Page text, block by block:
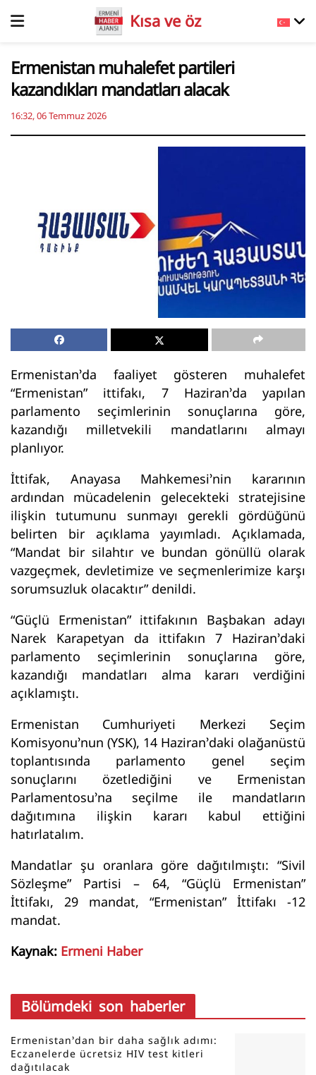
Kısa ve öz
Ermenistan muhalefet partileri
kazandıkları mandatları alacak
16:32, 06 Temmuz 2026
Ermenistan’da faaliyet gösteren muhalefet
“Ermenistan” ittifakı, 7 Haziran’da yapılan
parlamento seçimlerinin sonuçlarına göre,
kazandığı milletvekili mandatlarını almayı
planlıyor.
İttifak, Anayasa Mahkemesi’nin kararının
ardından mücadelenin gelecekteki stratejisine
ilişkin tutumunu sunmayı gerekli gördüğünü
belirten bir açıklama yayımladı. Açıklamada,
“Mandat bir silahtır ve bundan gönüllü olarak
vazgeçmek, devletimize ve seçmenlerimize karşı
sorumsuzluk olacaktır” denildi.
“Güçlü Ermenistan” ittifakının Başbakan adayı
Narek Karapetyan da ittifakın 7 Haziran’daki
parlamento seçimlerinin sonuçlarına göre,
kazandığı mandatları alma kararı verdiğini
açıklamıştı.
Ermenistan Cumhuriyeti Merkezi Seçim
Komisyonu’nun (YSK), 14 Haziran’daki olağanüstü
toplantısında parlamento genel seçim
sonuçlarını özetlediğini ve Ermenistan
Parlamentosu’na seçilme ile mandatların
dağıtımına ilişkin kararı kabul ettiğini
hatırlatalım.
Mandatlar şu oranlara göre dağıtılmıştı: “Sivil
Sözleşme” Partisi – 64, “Güçlü Ermenistan”
İttifakı, 29 mandat, “Ermenistan” İttifakı -12
mandat.
Kaynak: Ermeni Haber
Bölümdeki son haberler
Ermenistan’dan bir daha sağlık adımı:
Eczanelerde ücretsiz HIV test kitleri
dağıtılacak